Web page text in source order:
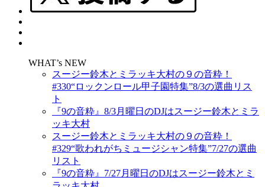
WHAT’s NEW
スージー鈴木とミラッキ大村の９の音粋！
#330“ロックンロール甲子園特集”8/3の選曲リス
ト
『9の音粋』8/3月曜日のDJはスージー鈴木とミラ
ッキ大村
スージー鈴木とミラッキ大村の９の音粋！
#329“歌われがちミュージシャン特集”7/27の選曲
リスト
『9の音粋』7/27月曜日のDJはスージー鈴木とミ